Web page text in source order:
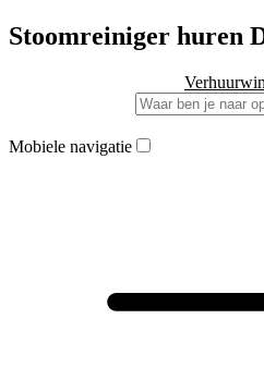
Stoomreiniger huren
Mobiele navigatie